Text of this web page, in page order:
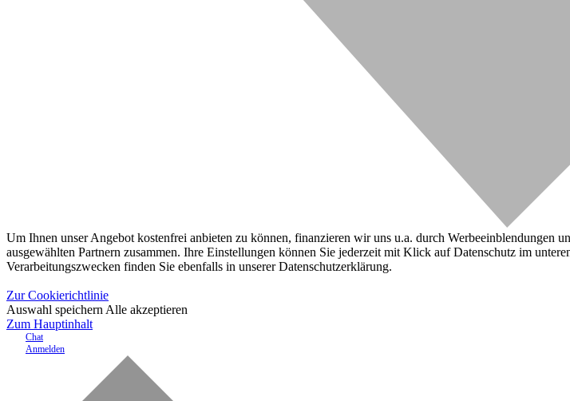
Um Ihnen unser Angebot kostenfrei anbieten zu können, finanzieren wir uns u.a. durch
ausgewählten Partnern zusammen. Ihre Einstellungen können Sie jederzeit mit Klick auf Datenschutz im
Verarbeitungszwecken finden Sie ebenfalls in unserer Datenschutzerklärung.
Zur Cookierichtlinie
Auswahl speichern Alle akzeptieren
Zum Hauptinhalt
Chat
Anmelden